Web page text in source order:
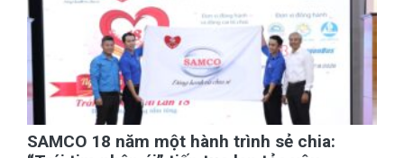
SAMCO 18 năm một hành trình sẻ chia: